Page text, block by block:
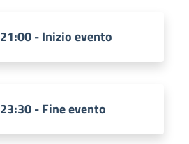
21:00 - Inizio evento
23:30 - Fine evento